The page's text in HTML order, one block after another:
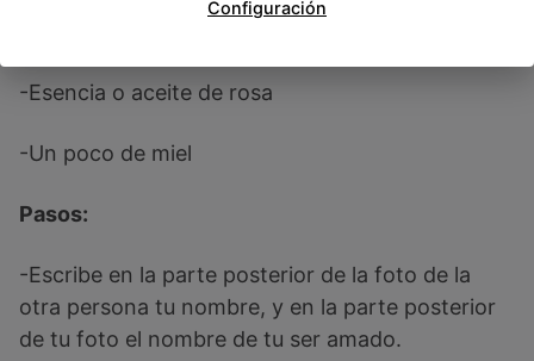
-Esencia o aceite de rosa
-Un poco de miel
Pasos:
-Escribe en la parte posterior de la foto de la
otra persona tu nombre, y en la parte posterior
de tu foto el nombre de tu ser amado.
Configuración